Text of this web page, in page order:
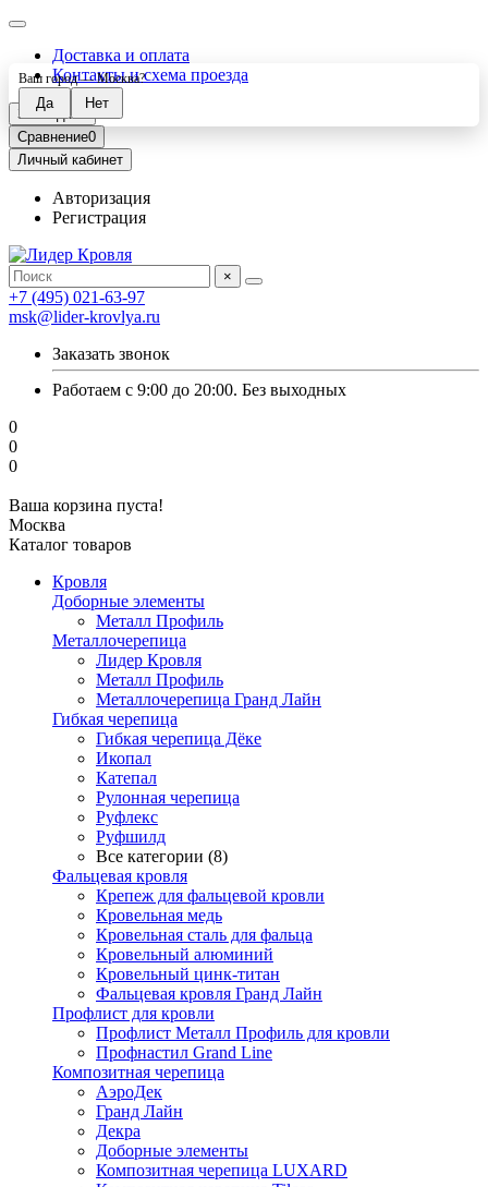
Доставка и оплата
Контакты и схема проезда
Закладки0
Сравнение0
Личный кабинет
Авторизация
Регистрация
×
+7 (495) 021-63-97
msk@lider-krovlya.ru
Заказать звонок
Работаем с 9:00 до 20:00. Без выходных
0
0
0
Ваша корзина пуста!
Москва
Ваш город —Москва?
Каталог товаров
Кровля
Доборные элементы
Металл Профиль
Металлочерепица
Лидер Кровля
Металл Профиль
Металлочерепица Гранд Лайн
Гибкая черепица
Гибкая черепица Дёке
Икопал
Катепал
Рулонная черепица
Руфлекс
Руфшилд
Все категории (8)
Фальцевая кровля
Крепеж для фальцевой кровли
Кровельная медь
Кровельная сталь для фальца
Кровельный алюминий
Кровельный цинк-титан
Фальцевая кровля Гранд Лайн
Профлист для кровли
Профлист Металл Профиль для кровли
Профнастил Grand Line
Композитная черепица
АэроДек
Гранд Лайн
Декра
Доборные элементы
Композитная черепица LUXARD